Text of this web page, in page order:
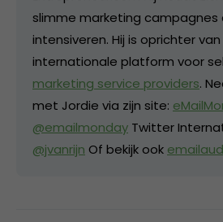
slimme marketing campagnes
intensiveren. Hij is oprichter
internationale platform voor
marketing service providers.
met Jordie via zijn site:
@emailmonday Twitter
@jvanrijn Of bekijk ook